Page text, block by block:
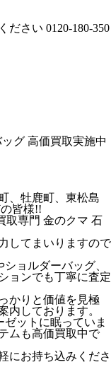
グ 高価買取実施中
、牡鹿町、東松島
皆様!!
取専門 金のクマ 石
してまいりますので
ョルダーバッグ、
ョンでも丁寧に査定
かりと価値を見極
内しております。
ットに眠っていま
ムも高価買取中で
にお持ち込みくださ